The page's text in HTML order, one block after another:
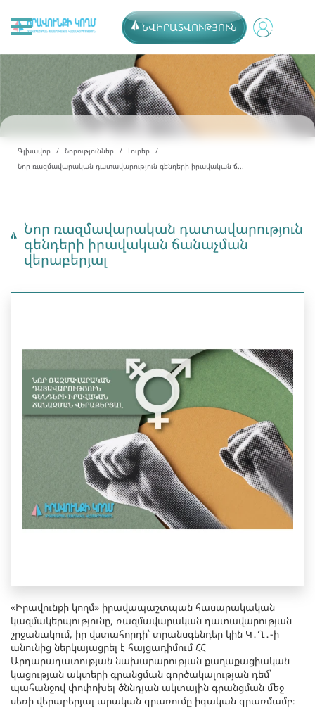
ՆՎԻՐԱՏՎՈՒԹՅՈՒՆ
Գլխավոր Նորություններ
Լուրեր
Նոր ռազմավարական դատավարություն գենդերի իրավական ճ...
Նոր ռազմավարական դատավարություն
գենդերի իրավական ճանաչման
վերաբերյալ
«Իրավունքի կողմ» իրավապաշտպան հասարակական
կազմակերպությունը, ռազմավարական դատավարության
շրջանակում, իր վստահորդի՝ տրանսգենդեր կին Կ․Ղ․-ի
անունից ներկայացրել է հայցադիմում ՀՀ
Արդարադատության նախարարության քաղաքացիական
կացության ակտերի գրանցման գործակալության դեմ՝
պահանջով փոփոխել ծննդյան ակտային գրանցման մեջ
սեռի վերաբերյալ արական գրառումը իգական գրառմամբ։